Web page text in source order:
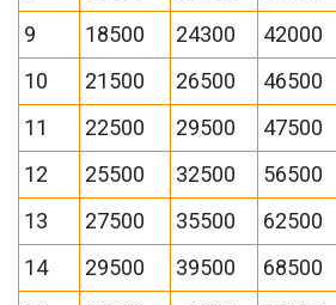
9
18500 24300 42000
10
21500 26500 46500
11
22500 29500 47500
12
25500 32500 56500
13
27500 35500 62500
14
29500 39500 68500